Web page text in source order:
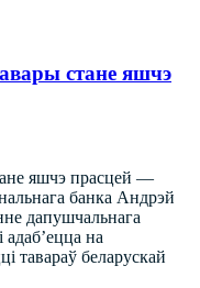
стане яшчэ
яшчэ прасцей —
банка Андрэй
дапушчальнага
на
тавараў беларускай